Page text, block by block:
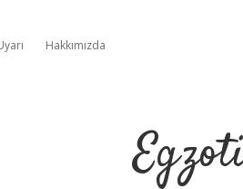
Hakkımızda